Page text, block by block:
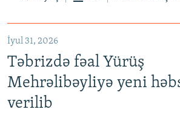
İyul 31, 2026
Təbrizdə fəal Yürüş
Mehrəlibəyliyə yeni həbs
verilib